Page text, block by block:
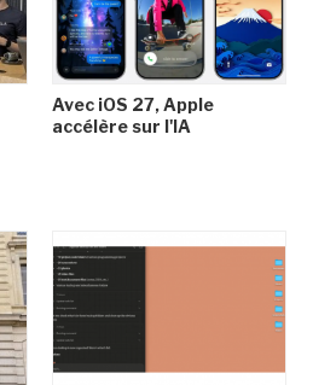
Avec iOS 27, Apple
accélère sur l'IA